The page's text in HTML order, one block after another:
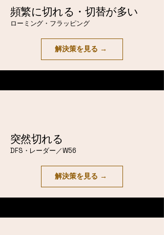
頻繁に切れる・切替が多い
ローミング・フラッピング
解決策を見る →
突然切れる
DFS・レーダー／W56
解決策を見る →